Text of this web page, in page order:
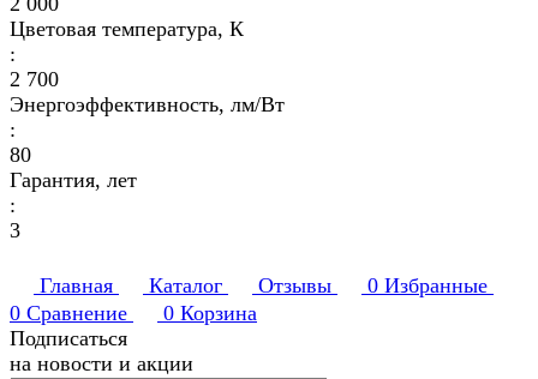
Цветовая температура, К
:
2 700
Энергоэффективность, лм/Вт
:
80
Гарантия, лет
:
3
Главная Каталог Отзывы 0 Избранные
0 Сравнение 0 Корзина
Подписаться
на новости и акции